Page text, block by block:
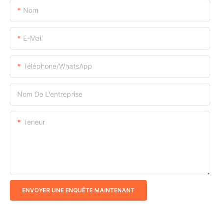
Nom
E-Mail
Téléphone/WhatsApp
Nom De L'entreprise
Teneur
ENVOYER UNE ENQUÊTE MAINTENANT